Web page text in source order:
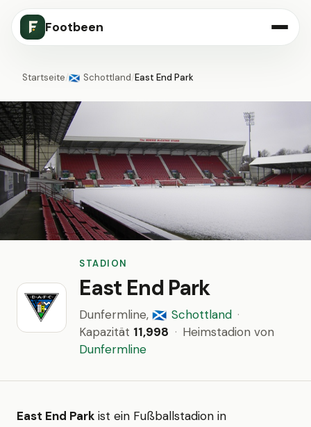
Footbeen
Startseite/🏴󠁧󠁢󠁳󠁣󠁴󠁿 Schottland/East End Park
STADION
East End Park
Dunfermline, 🏴󠁧󠁢󠁳󠁣󠁴󠁿 Schottland ·
Kapazität 11,998 · Heimstadion von
Dunfermline
East End Park ist ein Fußballstadion in